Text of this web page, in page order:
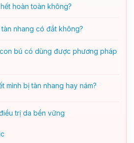
hoàn toàn không?
nhang có đắt không?
bú có dùng được phương pháp
mình bị tàn nhang hay nám?
trị da bền vững